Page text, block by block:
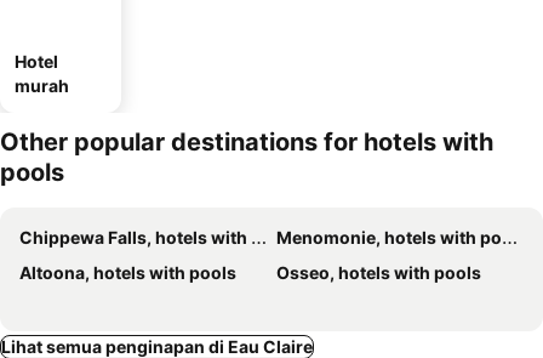
Hotel
murah
Other popular destinations for hotels with
pools
Chippewa Falls, hotels with pools
Menomonie, hotels with pools
Altoona, hotels with pools
Osseo, hotels with pools
Lihat semua penginapan di Eau Claire